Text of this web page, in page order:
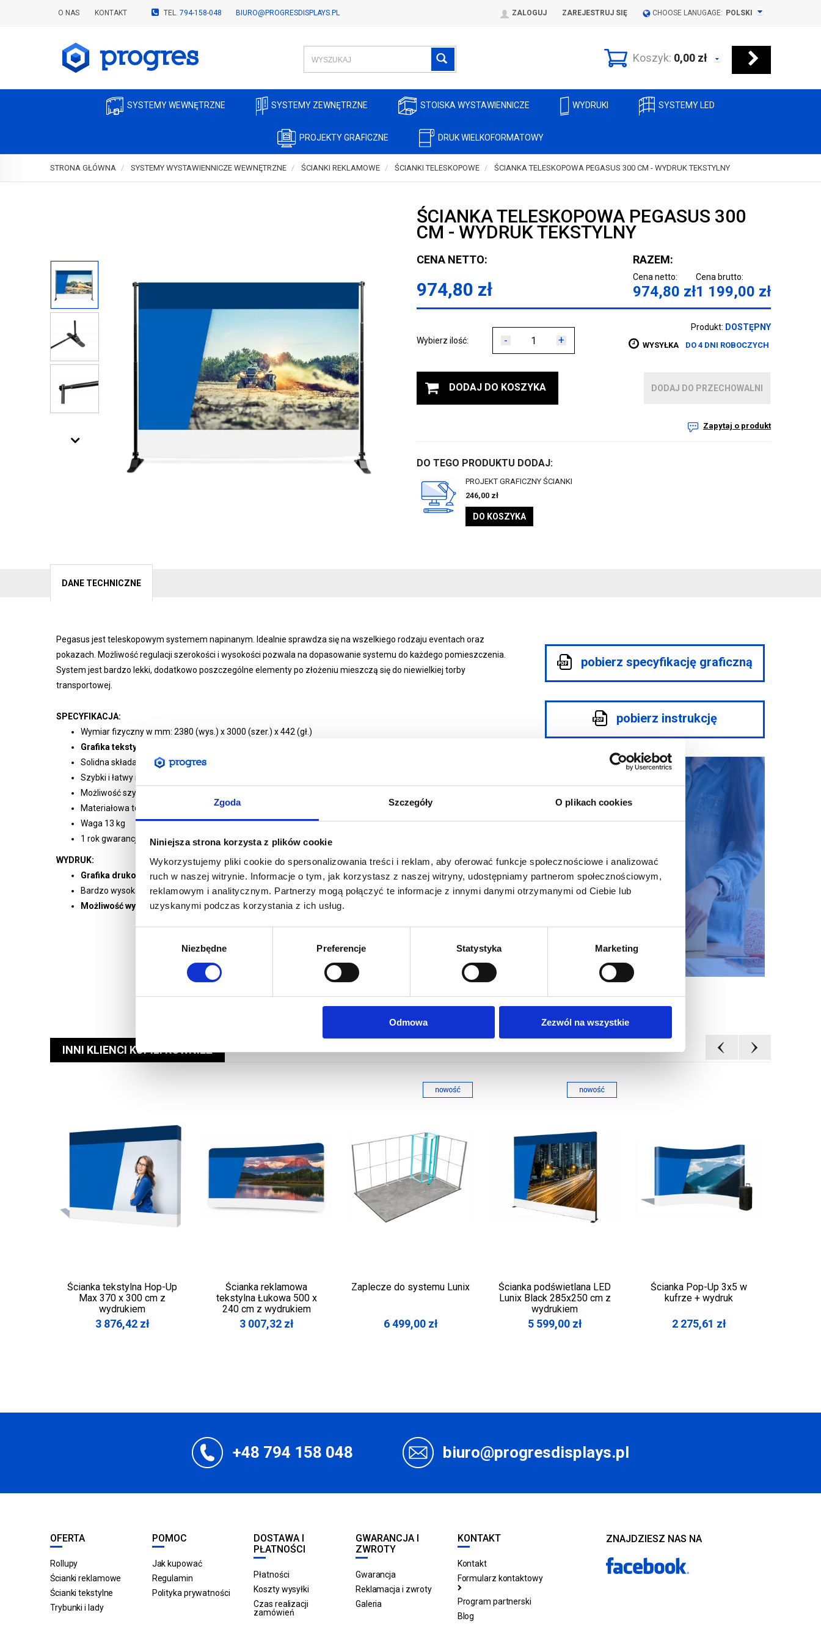
Zgoda Szczegóły O plikach cookies
Niniejsza strona korzysta z plików cookie
Wykorzystujemy pliki cookie do spersonalizowania treści i reklam, aby oferować funkcje społecznościowe i analizować
ruch w naszej witrynie. Informacje o tym, jak korzystasz z naszej witryny, udostępniamy partnerom społecznościowym,
reklamowym i analitycznym. Partnerzy mogą połączyć te informacje z innymi danymi otrzymanymi od Ciebie lub
uzyskanymi podczas korzystania z ich usług.
Niezbędne Preferencje Statystyka Marketing
Odmowa Zezwól na wszystkie
O NAS KONTAKT TEL. 794-158-048 BIURO@PROGRESDISPLAYS.PL ZALOGUJ ZAREJESTRUJ SIĘ CHOOSE LANUGAGE: POLSKI
Koszyk: 0,00 zł
SYSTEMY WEWNĘTRZNE SYSTEMY ZEWNĘTRZNE STOISKA WYSTAWIENNICZE WYDRUKI SYSTEMY LED
PROJEKTY GRAFICZNE DRUK WIELKOFORMATOWY
STRONA GŁÓWNA SYSTEMY WYSTAWIENNICZE WEWNĘTRZNE ŚCIANKI REKLAMOWE ŚCIANKI TELESKOPOWE ŚCIANKA TELESKOPOWA PEGASUS 300 CM - WYDRUK TEKSTYLNY
ŚCIANKA TELESKOPOWA PEGASUS 300
CM - WYDRUK TEKSTYLNY
CENA NETTO:
974,80 zł
RAZEM:
Cena netto:
974,80 zł
Cena brutto:
1 199,00 zł
Wybierz ilość: - +
Produkt: DOSTĘPNY
WYSYŁKA DO 4 DNI ROBOCZYCH
DODAJ DO KOSZYKA DODAJ DO PRZECHOWALNI
Zapytaj o produkt
DO TEGO PRODUKTU DODAJ:
PROJEKT GRAFICZNY ŚCIANKI
246,00 zł
DO KOSZYKA
DANE TECHNICZNE
Pegasus jest teleskopowym systemem napinanym. Idealnie sprawdza się na wszelkiego rodzaju eventach oraz
pokazach. Możliwość regulacji szerokości i wysokości pozwala na dopasowanie systemu do każdego pomieszczenia.
System jest bardzo lekki, dodatkowo poszczególne elementy po złożeniu mieszczą się do niewielkiej torby
transportowej.
SPECYFIKACJA:
Wymiar fizyczny w mm: 2380 (wys.) x 3000 (szer.) x 442 (gł.)
Grafika tekstylna jednostronna w rozmiarze 230x290 cm
Solidna składana konstrukcja z aluminium anodowanego
Szybki i łatwy montaż bez użycia narzędzi
Możliwość szybkiej wymiany grafiki
Materiałowa torba transportowa w zestawie
Waga 13 kg
1 rok gwarancji
WYDRUK:
Grafika drukowana metodą sublimacji na tkaninie Display Stretch 230g/m2
Bardzo wysoka jakość grafik oraz idealne odwzorowanie kolorów
Możliwość wykonania wydruku dwustronnego za dopłatą
pobierz specyfikację graficzną
pobierz instrukcję
INNI KLIENCI KUPILI RÓWNIEŻ
Ścianka tekstylna Hop-Up
Max 370 x 300 cm z
wydrukiem
3 876,42 zł
Ścianka reklamowa
tekstylna Łukowa 500 x
240 cm z wydrukiem
3 007,32 zł
Zaplecze do systemu Lunix
6 499,00 zł
Ścianka podświetlana LED
Lunix Black 285x250 cm z
wydrukiem
5 599,00 zł
Ścianka Pop-Up 3x5 w
kufrze + wydruk
2 275,61 zł
+48 794 158 048 biuro@progresdisplays.pl
OFERTA
Rollupy
Ścianki reklamowe
Ścianki tekstylne
Trybunki i lady
POMOC
Jak kupować
Regulamin
Polityka prywatności
DOSTAWA I
PŁATNOŚCI
Płatności
Koszty wysyłki
Czas realizacji
zamówień
GWARANCJA I
ZWROTY
Gwarancja
Reklamacja i zwroty
Galeria
KONTAKT
Kontakt
Formularz kontaktowy
Program partnerski
Blog
ZNAJDZIESZ NAS NA